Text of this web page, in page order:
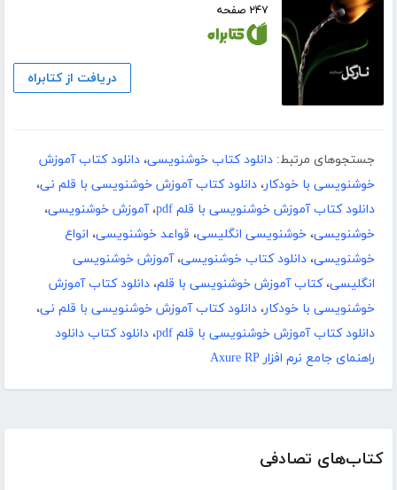
کتاب‌های تصادفی
۲۴۷ صفحه
دریافت از کتابراه
جستجوهای مرتبط: دانلود کتاب خوشنویسی، دانلود کتاب آموزش
خوشنویسی با خودکار، دانلود کتاب آموزش خوشنویسی با قلم نی،
دانلود کتاب آموزش خوشنویسی با قلم pdf
،آموزش خوشنویسی،
خوشنویسی، خوشنویسی انگلیسی، قواعد خوشنویسی، انواع
خوشنویسی، دانلود کتاب خوشنویسی،آموزش خوشنویسی
انگلیسی،کتاب آموزش خوشنویسی با قلم، دانلود کتاب آموزش
خوشنویسی با خودکار، دانلود کتاب آموزش خوشنویسی با قلم نی،
دانلود کتاب آموزش خوشنویسی با قلم pdf
، دانلود کتاب دانلود
راهنمای جامع نرم افزار Axure RP